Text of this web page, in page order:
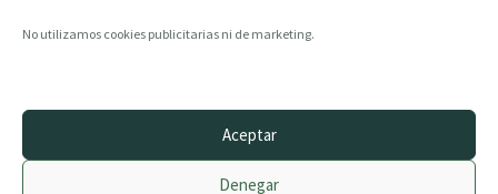
No utilizamos cookies publicitarias ni de marketing.
Aceptar
Denegar
© 2014–2026 creandotuprovincia.es · Todos los derechos reservados